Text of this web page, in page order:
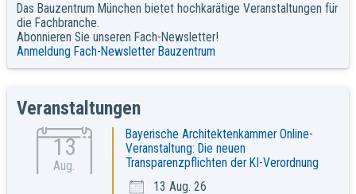
Das Bauzentrum München bietet hochkarätige Veranstaltungen für
die Fachbranche.
Abonnieren Sie unseren Fach-Newsletter!
Anmeldung Fach-Newsletter Bauzentrum
Veranstaltungen
13
Aug.
Bayerische Architektenkammer Online-
Veranstaltung: Die neuen
Transparenzpflichten der KI-Verordnung
13 Aug. 26